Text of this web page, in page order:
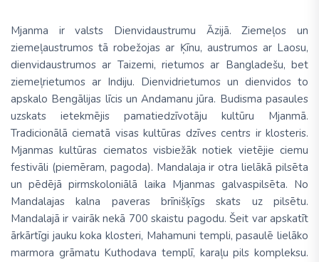
Mjanma ir valsts Dienvidaustrumu Āzijā. Ziemeļos un
ziemeļaustrumos tā robežojas ar Ķīnu, austrumos ar Laosu,
dienvidaustrumos ar Taizemi, rietumos ar Bangladešu, bet
ziemeļrietumos ar Indiju. Dienvidrietumos un dienvidos to
apskalo Bengālijas līcis un Andamanu jūra. Budisma pasaules
uzskats ietekmējis pamatiedzīvotāju kultūru Mjanmā.
Tradicionālā ciematā visas kultūras dzīves centrs ir klosteris.
Mjanmas kultūras ciematos visbiežāk notiek vietējie ciemu
festivāli (piemēram, pagoda). Mandalaja ir otra lielākā pilsēta
unpēdējāpirmskoloniālā laika Mjanmas galvaspilsēta. No
Mandalajas kalna paveras brīnišķīgs skats uz pilsētu.
Mandalajā ir vairāk nekā 700 skaistu pagodu. Šeit var apskatīt
ārkārtīgi jauku koka klosteri, Mahamuni templi, pasaulē lielāko
marmora grāmatu Kuthodava templī, karaļu pils kompleksu.